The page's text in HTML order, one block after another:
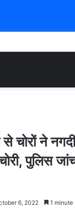
चोरों ने
पुलिस
6, 2022 1 minute